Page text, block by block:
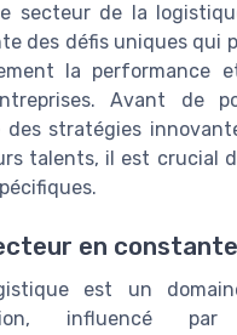
secteur de la
des défis uniques qui
la performance
Avant de
stratégies
talents, il est crucial
en
est un
influencé par